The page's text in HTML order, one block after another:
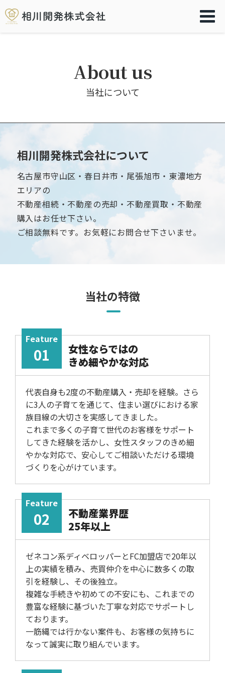
About us
当社について
相川開発株式会社について
名古屋市守山区・春日井市・尾張旭市・東濃地方
エリアの
不動産相続・不動産の売却・不動産買取・不動産
購入はお任せ下さい。
ご相談無料です。お気軽にお問合せ下さいませ。
当社の特徴
Feature
01
女性ならではの
きめ細やかな対応
代表自身も2度の不動産購入・売却を経験。さら
に3人の子育てを通じて、住まい選びにおける家
族目線の大切さを実感してきました。
これまで多くの子育て世代のお客様をサポート
してきた経験を活かし、女性スタッフのきめ細
やかな対応で、安心してご相談いただける環境
づくりを心がけています。
Feature
02
不動産業界歴
25年以上
ゼネコン系ディベロッパーとFC加盟店で20年以
上の実績を積み、売買仲介を中心に数多くの取
引を経験し、その後独立。
複雑な手続きや初めての不安にも、これまでの
豊富な経験に基づいた丁寧な対応でサポートし
ております。
一筋縄では行かない案件も、お客様の気持ちに
なって誠実に取り組んでいます。